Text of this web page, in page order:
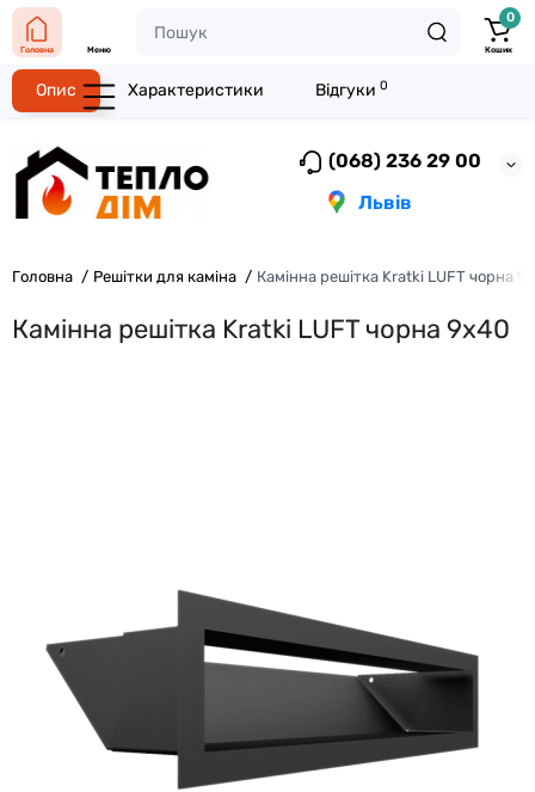
(068) 236 29 00
Львів
Головна Меню
0
Кошик
Головна Решітки для каміна Камінна решітка Kratki LUFT чорна
Камінна решітка Kratki LUFT чорна 9x40
Опис Характеристики Відгуки 0